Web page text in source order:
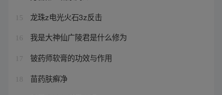
15 龙珠z电光火石3z反击
16 我是大神仙广陵君是什么修为
17 铍药师软膏的功效与作用
18 苗药肤癣净